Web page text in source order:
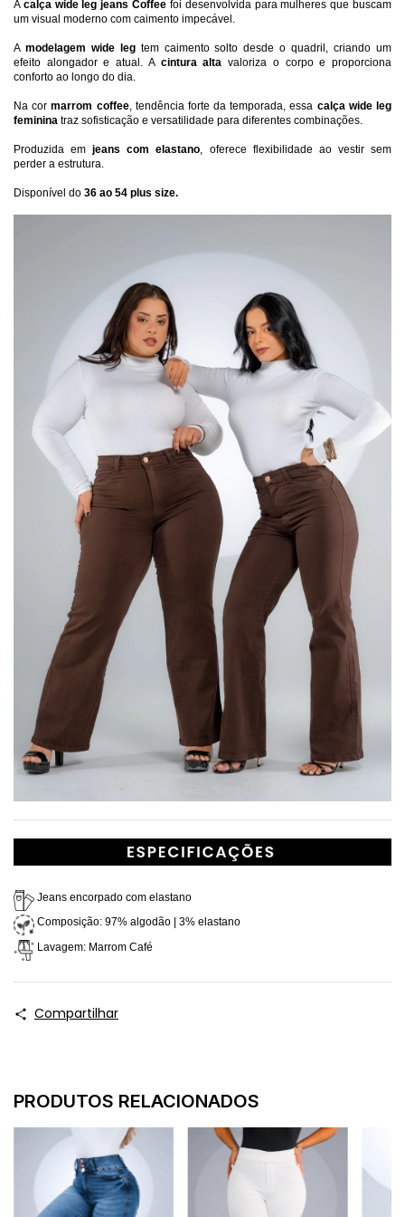
A calça wide leg jeans Coffee foi desenvolvida para mulheres que buscam
um visual moderno com caimento impecável.
A modelagem wide leg tem caimento solto desde o quadril, criando um
efeito alongador e atual. A cintura alta valoriza o corpo e proporciona
conforto ao longo do dia.
Na cor marrom coffee, tendência forte da temporada, essa calça wide leg
feminina traz sofisticação e versatilidade para diferentes combinações.
Produzida em jeans com elastano , oferece flexibilidade ao vestir sem
perder a estrutura.
Disponível do 36 ao 54 plus size.
Jeans encorpado com elastano
Composição: 97% algodão | 3% elastano
Lavagem: Marrom Café
Compartilhar
PRODUTOS RELACIONADOS